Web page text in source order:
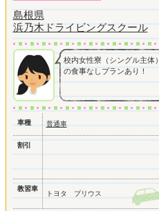
島根県
浜乃木ドライビングスクール
校内女性寮（シングル主体）
の食事なしプランあり！
車種 普通車
割引
教習車
トヨタ プリウス